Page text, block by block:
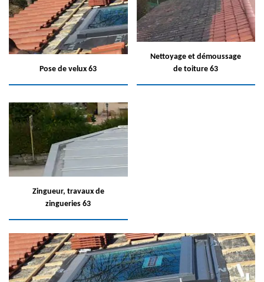
Pose de velux 63
Nettoyage et démoussage
de toiture 63
Zingueur, travaux de
zingueries 63